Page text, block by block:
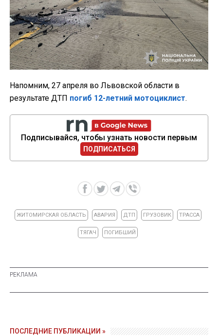
Напомним, 27 апреля во Львовской области в
результате ДТП погиб 12-летний мотоциклист.
Подписывайся, чтобы узнать новости первым
ПОДПИСАТЬСЯ
ЖИТОМИРСКАЯ ОБЛАСТЬ АВАРИЯ ДТП ГРУЗОВИК ТРАССА
ТЯГАЧ ПОГИБШИЙ
ПОСЛЕДНИЕ ПУБЛИКАЦИИ »